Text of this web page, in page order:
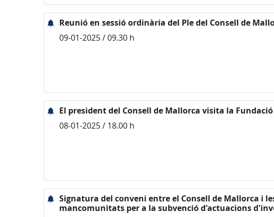
Reunió en sessió ordinària del Ple del Consell de
09-01-2025 / 09.30 h
El president del Consell de Mallorca visita la Fundació
08-01-2025 / 18.00 h
Signatura del conveni entre el Consell de Mallorca i
mancomunitats per a la subvenció d'actuacions